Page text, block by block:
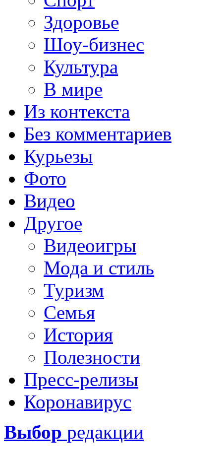
Здоровье
Шоу-бизнес
Культура
В мире
Из контекста
Без комментариев
Курьезы
Фото
Видео
Другое
Видеоигры
Мода и стиль
Туризм
Семья
История
Полезности
Пресс-релизы
Коронавирус
Выбор редакции